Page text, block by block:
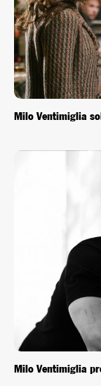
Milo Ventimiglia
Milo Ventimiglia